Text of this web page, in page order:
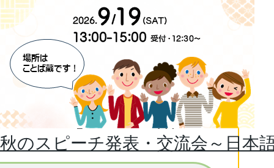
枚
の
ラ
イ
秋のスピーチ発表・交流会～日本